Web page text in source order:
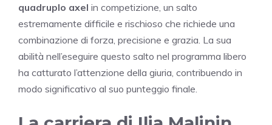
quadruplo axel in competizione, un salto
estremamente difficile e rischioso che richiede una
combinazione di forza, precisione e grazia. La sua
abilità nell’eseguire questo salto nel programma libero
ha catturato l’attenzione della giuria, contribuendo in
modo significativo al suo punteggio finale.